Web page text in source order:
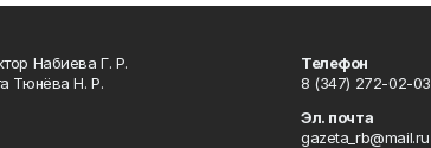
Набиева Г. Р.
Тюнёва Н. Р.
Телефон
8 (347) 272-02-03
Эл. почта
gazeta_rb@mail.ru